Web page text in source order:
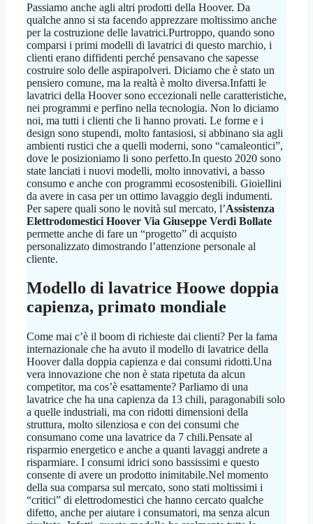
Passiamo anche agli altri prodotti della Hoover. Da
qualche anno si sta facendo apprezzare moltissimo anche
per la costruzione delle lavatrici.Purtroppo, quando sono
comparsi i primi modelli di lavatrici di questo marchio, i
clienti erano diffidenti perché pensavano che sapesse
costruire solo delle aspirapolveri. Diciamo che è stato un
pensiero comune, ma la realtà è molto diversa.Infatti le
lavatrici della Hoover sono eccezionali nelle caratteristiche,
nei programmi e perfino nella tecnologia. Non lo diciamo
noi, ma tutti i clienti che li hanno provati. Le forme e i
design sono stupendi, molto fantasiosi, si abbinano sia agli
ambienti rustici che a quelli moderni, sono “camaleontici”,
dove le posizioniamo li sono perfetto.In questo 2020 sono
state lanciati i nuovi modelli, molto innovativi, a basso
consumo e anche con programmi ecosostenibili. Gioiellini
da avere in casa per un ottimo lavaggio degli indumenti.
Per sapere quali sono le novità sul mercato, l’Assistenza
Elettrodomestici Hoover Via Giuseppe Verdi Bollate
permette anche di fare un “progetto” di acquisto
personalizzato dimostrando l’attenzione personale al
cliente.
Modello di lavatrice Hoowe doppia
capienza, primato mondiale
Come mai c’è il boom di richieste dai clienti? Per la fama
internazionale che ha avuto il modello di lavatrice della
Hoover dalla doppia capienza e dai consumi ridotti.Una
vera innovazione che non è stata ripetuta da alcun
competitor, ma cos’è esattamente? Parliamo di una
lavatrice che ha una capienza da 13 chili, paragonabili solo
a quelle industriali, ma con ridotti dimensioni della
struttura, molto silenziosa e con dei consumi che
consumano come una lavatrice da 7 chili.Pensate al
risparmio energetico e anche a quanti lavaggi andrete a
risparmiare. I consumi idrici sono bassissimi e questo
consente di avere un prodotto inimitabile.Nel momento
della sua comparsa sul mercato, sono stati moltissimi i
“critici” di elettrodomestici che hanno cercato qualche
difetto, anche per aiutare i consumatori, ma senza alcun